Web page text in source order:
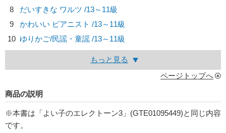
8
だいすきな ワルツ /13～11級
9
かわいい ピアニスト /13～11級
10 ゆりかご/民謡・童謡 /13～11級
もっと見る
ページトップへ
商品の説明
※本書は「よい子のエレクトーン3」(GTE01095449)と同じ内容
です。